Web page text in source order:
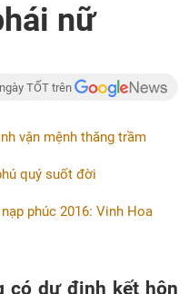
nữ
TỐT trên
vận mệnh thăng trầm
quý suốt đời
phúc 2016: Vinh Hoa
có dự định kết hôn